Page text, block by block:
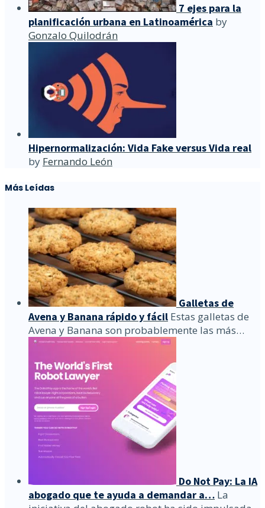
7 ejes para la
planificación urbana en Latinoamérica by
Gonzalo Quilodrán
Hipernormalización: Vida Fake versus Vida real
by Fernando León
Más Leídas
Galletas de
Avena y Banana rápido y fácil Estas galletas de
Avena y Banana son probablemente las más…
Do Not Pay: La IA
abogado que te ayuda a demandar a… La